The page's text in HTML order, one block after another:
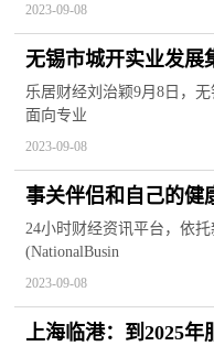
2023-09-08
无锡市城开实业发展
为20亿元
乐居财经刘治颖9月8日，
面向专业
2023-09-08
事关伴侣和自己的健
息！世卫组织刊文：
24小时财经资讯平台，依
(NationalBusin
2023-09-08
上海临港：到2025